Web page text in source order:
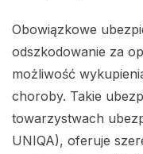
Obowiązkowe
odszkodowanie za
możliwość
choroby. Takie
towarzystwach
UNIQA), oferuje